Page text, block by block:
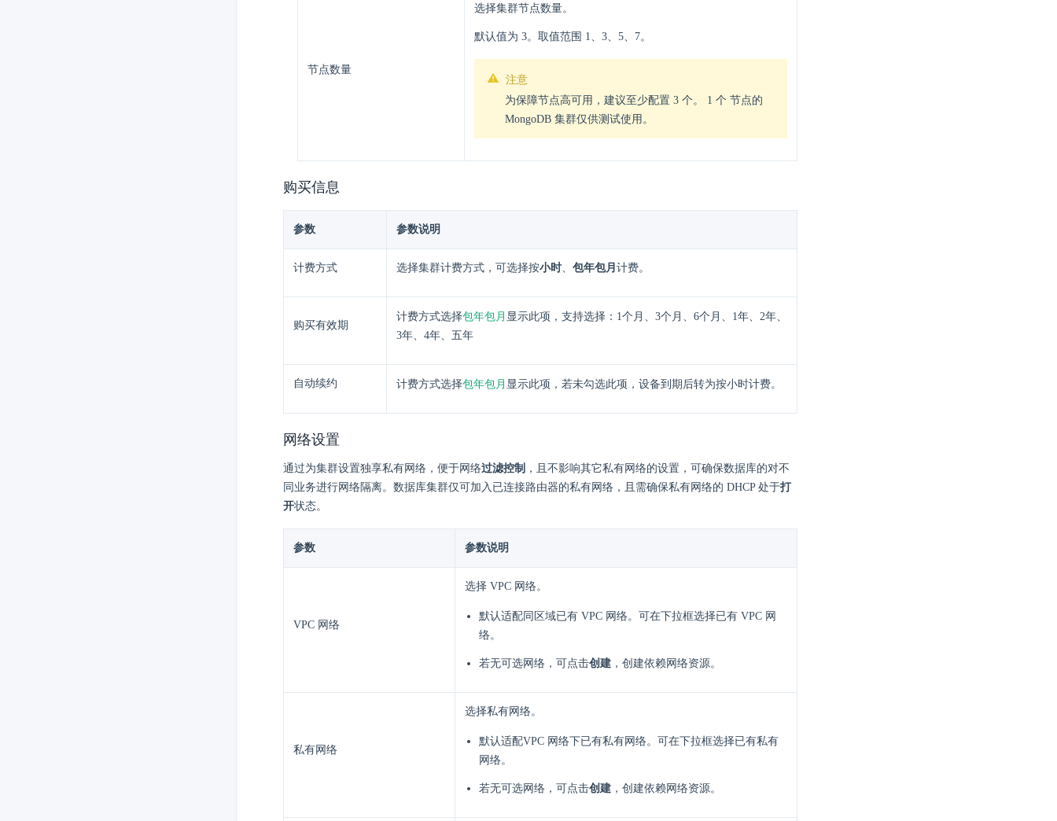
节点数量
选择集群节点数量。
默认值为 3。取值范围 1、3、5、7。
注意
为保障节点高可用，建议至少配置 3 个。 1 个 节点的
MongoDB 集群仅供测试使用。
购买信息
参数 参数说明
计费方式 选择集群计费方式，可选择按小时 包年包月 计费。
购买有效期
计费方式选择包年包月 显示此项，支持选择：1个月、3个月、6个月、1年、2年、
3年、4年、五年
自动续约 计费方式选择包年包月 显示此项，若未勾选此项，设备到期后转为按小时计费。
网络设置
通过为集群设置独享私有网络，便于网络过滤控制 ，且不影响其它私有网络的设置，可确保数据库的对不
同业务进行网络隔离。数据库集群仅可加入已连接路由器的私有网络，且需确保私有网络的 DHCP 处于打
开状态。
参数 参数说明
VPC 网络
选择 VPC 网络。
默认适配同区域已有 VPC 网络。可在下拉框选择已有 VPC 网
络。
若无可选网络，可点击创建 ，创建依赖网络资源。
私有网络
选择私有网络。
默认适配VPC 网络下已有私有网络。可在下拉框选择已有私有
网络。
若无可选网络，可点击创建 ，创建依赖网络资源。